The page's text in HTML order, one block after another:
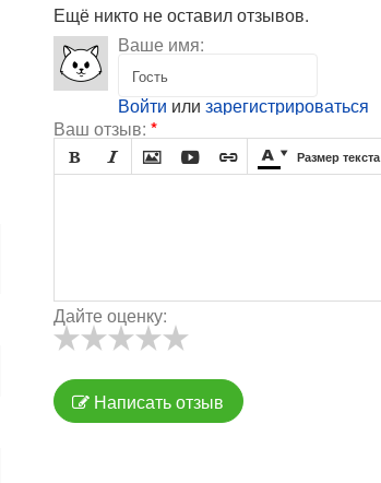
Ещё никто не оставил отзывов.
Ваше имя:
Войти или зарегистрироваться
Ваш отзыв: *
       Размер текста
Дайте оценку:
Написать отзыв